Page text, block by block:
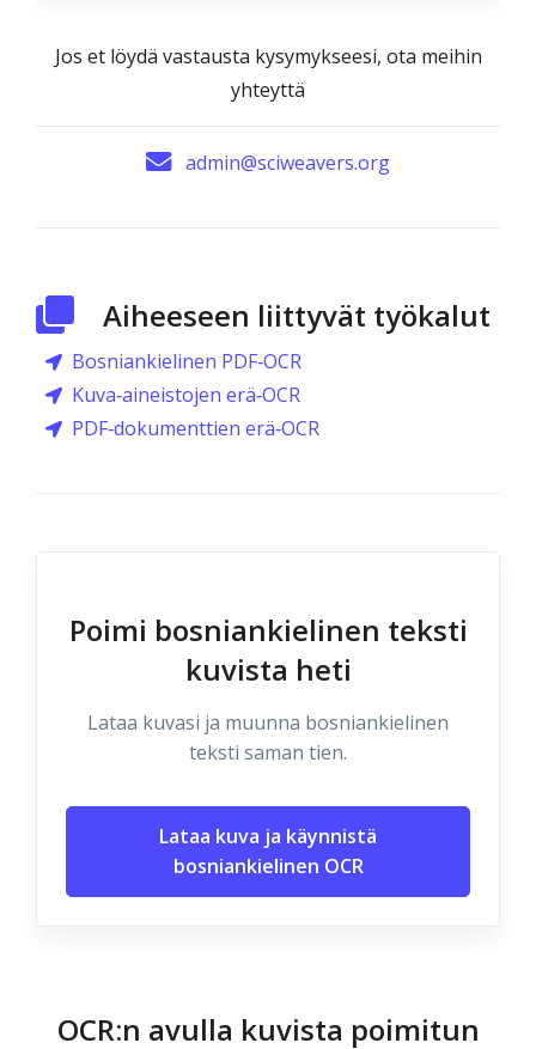
Jos et löydä vastausta kysymykseesi, ota meihin
yhteyttä
admin@sciweavers.org
Aiheeseen liittyvät työkalut
Bosniankielinen PDF‑OCR
Kuva‑aineistojen erä‑OCR
PDF‑dokumenttien erä‑OCR
Poimi bosniankielinen teksti
kuvista heti
Lataa kuvasi ja muunna bosniankielinen
teksti saman tien.
Lataa kuva ja käynnistä
bosniankielinen OCR
OCR:n avulla kuvista poimitun